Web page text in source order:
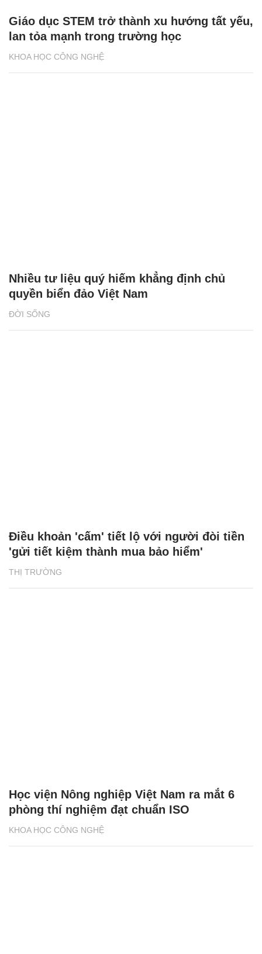
KHOA HỌC CÔNG NGHỆ
Giáo dục STEM trở thành xu hướng tất yếu,
lan tỏa mạnh trong trường học
ĐỜI SỐNG
Nhiều tư liệu quý hiếm khẳng định chủ
quyền biển đảo Việt Nam
THỊ TRƯỜNG
Điều khoản 'cấm' tiết lộ với người đòi tiền
'gửi tiết kiệm thành mua bảo hiểm'
KHOA HỌC CÔNG NGHỆ
Học viện Nông nghiệp Việt Nam ra mắt 6
phòng thí nghiệm đạt chuẩn ISO